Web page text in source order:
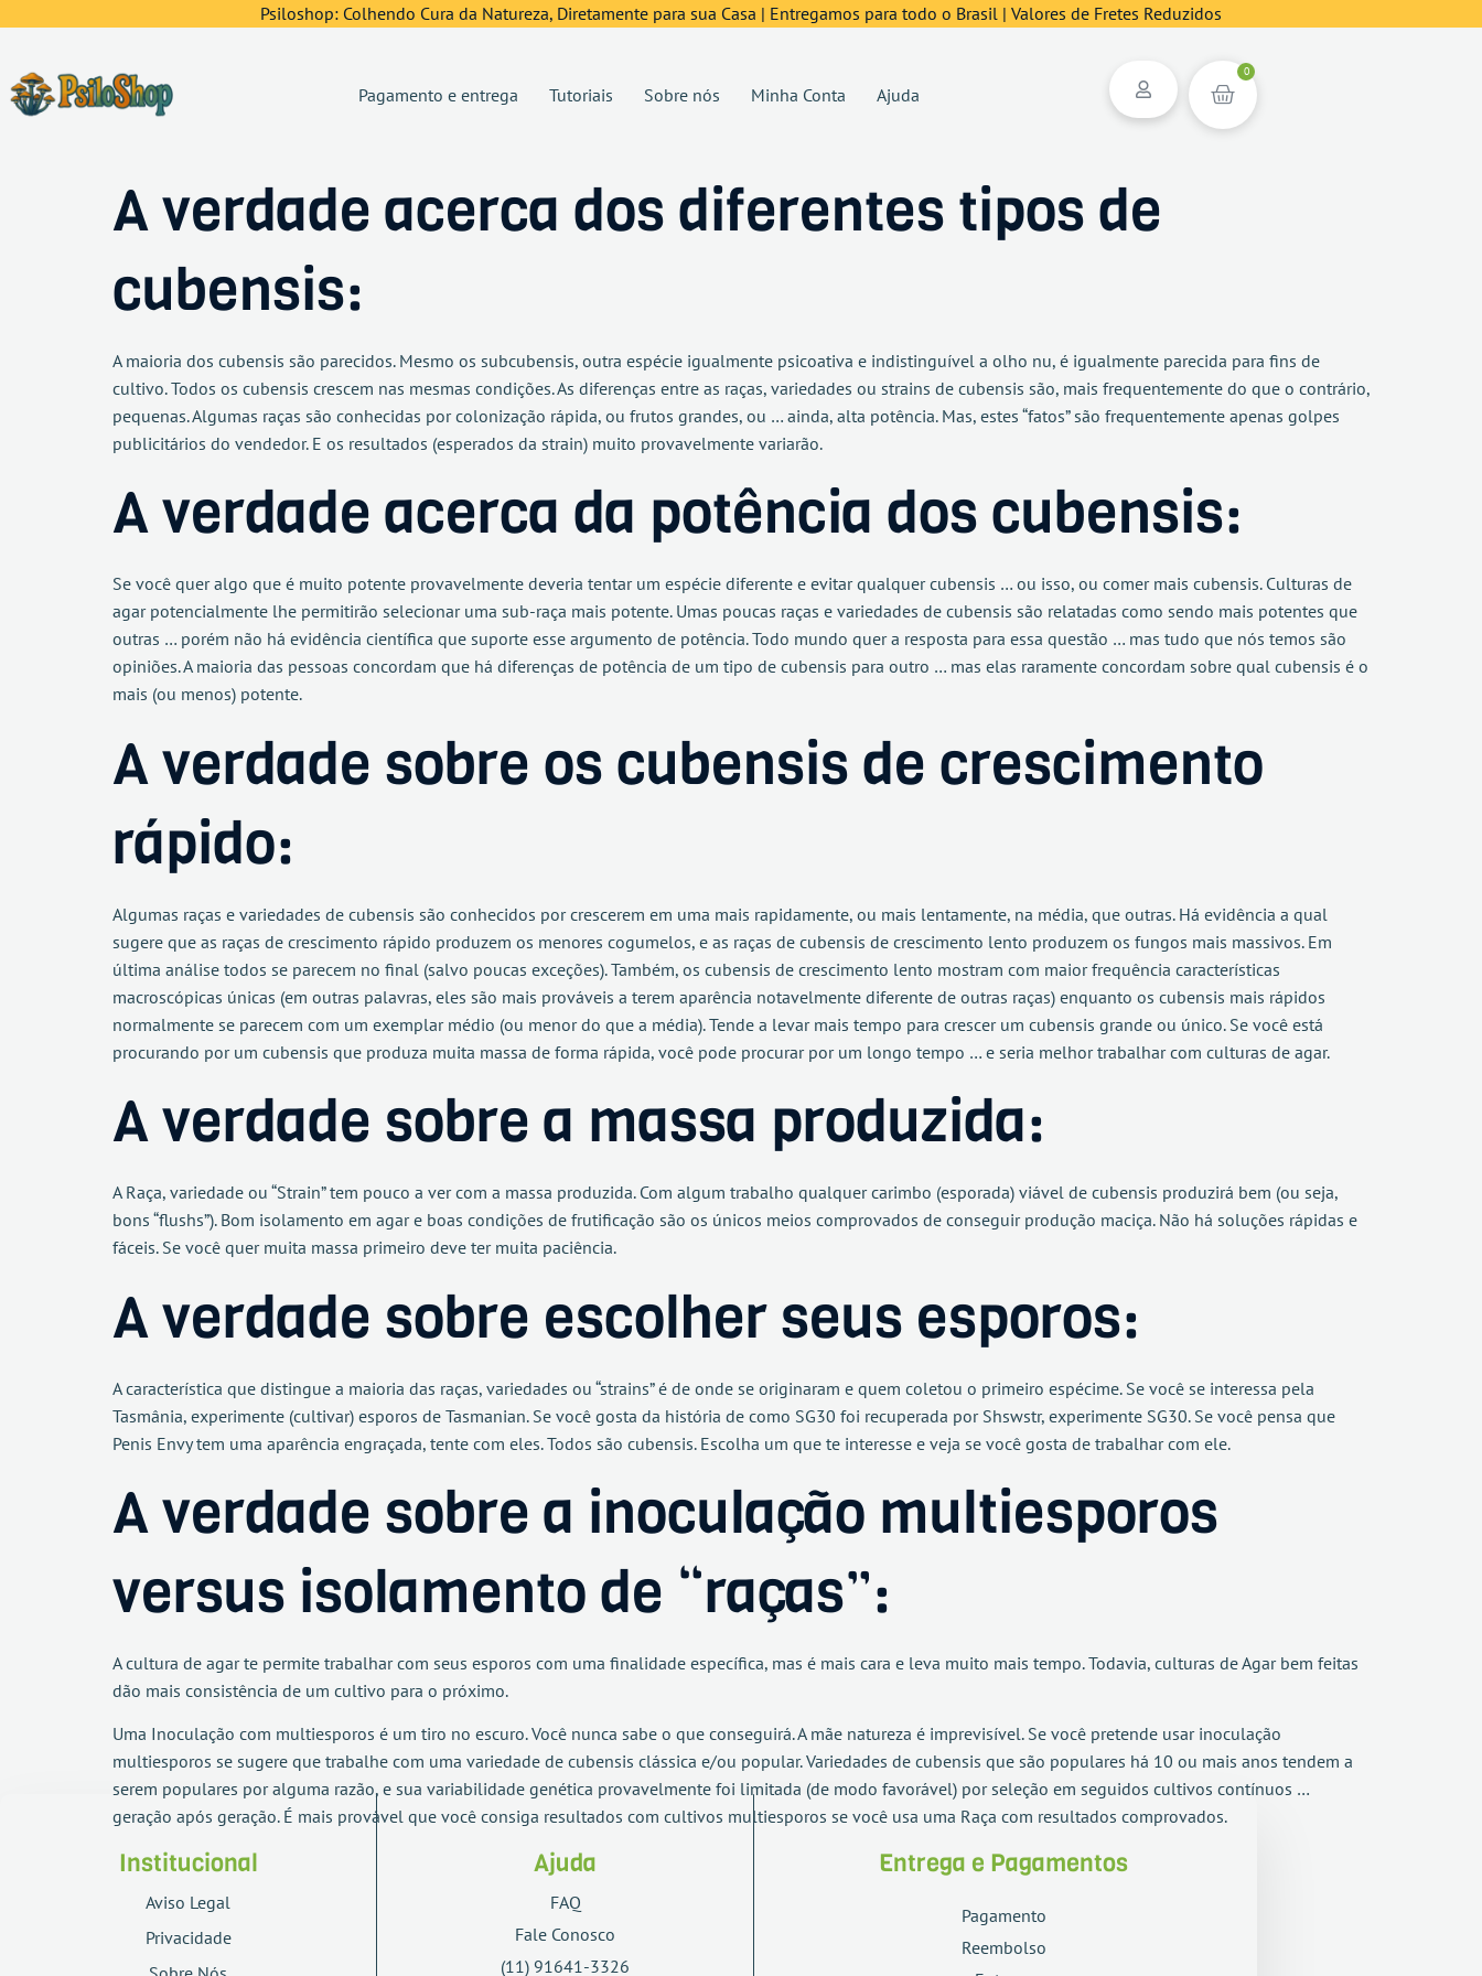
Psiloshop: Colhendo Cura da Natureza, Diretamente para sua Casa | Entregamos para todo o Brasil | Valores de Fretes Reduzidos
Pagamento e entrega Tutoriais Sobre nós Minha Conta Ajuda
0
A verdade acerca dos diferentes tipos de
cubensis:
A maioria dos cubensis são parecidos. Mesmo os subcubensis, outra espécie igualmente psicoativa e indistinguível a olho nu, é igualmente parecida para fins de
cultivo. Todos os cubensis crescem nas mesmas condições. As diferenças entre as raças, variedades ou strains de cubensis são, mais frequentemente do que o contrário,
pequenas. Algumas raças são conhecidas por colonização rápida, ou frutos grandes, ou … ainda, alta potência. Mas, estes “fatos” são frequentemente apenas golpes
publicitários do vendedor. E os resultados (esperados da strain) muito provavelmente variarão.
A verdade acerca da potência dos cubensis:
Se você quer algo que é muito potente provavelmente deveria tentar um espécie diferente e evitar qualquer cubensis … ou isso, ou comer mais cubensis. Culturas de
agar potencialmente lhe permitirão selecionar uma sub-raça mais potente. Umas poucas raças e variedades de cubensis são relatadas como sendo mais potentes que
outras … porém não há evidência científica que suporte esse argumento de potência. Todo mundo quer a resposta para essa questão … mas tudo que nós temos são
opiniões. A maioria das pessoas concordam que há diferenças de potência de um tipo de cubensis para outro … mas elas raramente concordam sobre qual cubensis é o
mais (ou menos) potente.
A verdade sobre os cubensis de crescimento
rápido:
Algumas raças e variedades de cubensis são conhecidos por crescerem em uma mais rapidamente, ou mais lentamente, na média, que outras. Há evidência a qual
sugere que as raças de crescimento rápido produzem os menores cogumelos, e as raças de cubensis de crescimento lento produzem os fungos mais massivos. Em
última análise todos se parecem no final (salvo poucas exceções). Também, os cubensis de crescimento lento mostram com maior frequência características
macroscópicas únicas (em outras palavras, eles são mais prováveis a terem aparência notavelmente diferente de outras raças) enquanto os cubensis mais rápidos
normalmente se parecem com um exemplar médio (ou menor do que a média). Tende a levar mais tempo para crescer um cubensis grande ou único. Se você está
procurando por um cubensis que produza muita massa de forma rápida, você pode procurar por um longo tempo … e seria melhor trabalhar com culturas de agar.
A verdade sobre a massa produzida:
A Raça, variedade ou “Strain” tem pouco a ver com a massa produzida. Com algum trabalho qualquer carimbo (esporada) viável de cubensis produzirá bem (ou seja,
bons “flushs”). Bom isolamento em agar e boas condições de frutificação são os únicos meios comprovados de conseguir produção maciça. Não há soluções rápidas e
fáceis. Se você quer muita massa primeiro deve ter muita paciência.
A verdade sobre escolher seus esporos:
A característica que distingue a maioria das raças, variedades ou “strains” é de onde se originaram e quem coletou o primeiro espécime. Se você se interessa pela
Tasmânia, experimente (cultivar) esporos de Tasmanian. Se você gosta da história de como SG30 foi recuperada por Shswstr, experimente SG30. Se você pensa que
Penis Envy tem uma aparência engraçada, tente com eles. Todos são cubensis. Escolha um que te interesse e veja se você gosta de trabalhar com ele.
A verdade sobre a inoculação multiesporos
versus isolamento de “raças”:
A cultura de agar te permite trabalhar com seus esporos com uma finalidade específica, mas é mais cara e leva muito mais tempo. Todavia, culturas de Agar bem feitas
dão mais consistência de um cultivo para o próximo.
Uma Inoculação com multiesporos é um tiro no escuro. Você nunca sabe o que conseguirá. A mãe natureza é imprevisível. Se você pretende usar inoculação
multiesporos se sugere que trabalhe com uma variedade de cubensis clássica e/ou popular. Variedades de cubensis que são populares há 10 ou mais anos tendem a
serem populares por alguma razão, e sua variabilidade genética provavelmente foi limitada (de modo favorável) por seleção em seguidos cultivos contínuos …
geração após geração. É mais provável que você consiga resultados com cultivos multiesporos se você usa uma Raça com resultados comprovados.
Institucional
Aviso Legal
Privacidade
Ajuda
FAQ
Fale Conosco
(11) 91641-3326
Entrega e Pagamentos
Pagamento
Reembolso